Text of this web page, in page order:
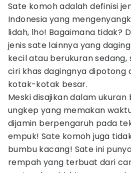
Sate komoh adalah definisi
Indonesia yang
lidah, lho! Bagaimana tidak?
jenis sate lainnya yang
kecil atau berukuran
ciri khas dagingnya dipotong
kotak-kotak besar.
Meski disajikan dalam
ungkep yang memakan
dijamin berpengaruh pada
empuk! Sate komoh juga
bumbu kacang! Sate ini
rempah yang terbuat dari